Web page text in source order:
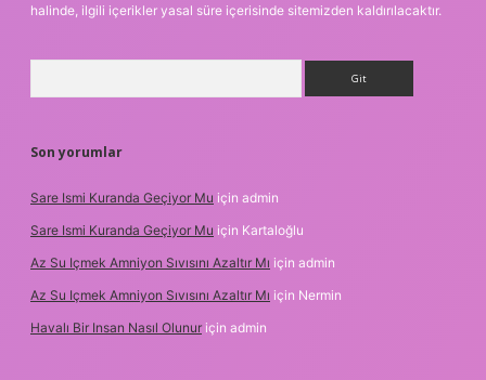
halinde, ilgili içerikler yasal süre içerisinde sitemizden kaldırılacaktır.
Son yorumlar
Sare Ismi Kuranda Geçiyor Mu için admin
Sare Ismi Kuranda Geçiyor Mu için Kartaloğlu
Az Su Içmek Amniyon Sıvısını Azaltır Mı için admin
Az Su Içmek Amniyon Sıvısını Azaltır Mı için Nermin
Havalı Bir Insan Nasıl Olunur için admin